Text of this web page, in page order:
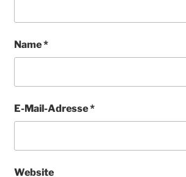
Name*
E-Mail-Adresse*
Website